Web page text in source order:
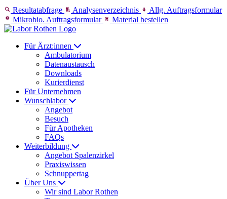
Skip to content
Resultatabfrage Analysenverzeichnis
Allg. Auftragsformular
Mikrobio. Auftragsformular
Material bestellen
Für Ärzt:innen
Ambulatorium
Datenaustausch
Downloads
Kurierdienst
Für Unternehmen
Wunschlabor
Angebot
Besuch
Für Apotheken
FAQs
Weiterbildung
Angebot Spalenzirkel
Praxiswissen
Schnuppertag
Über Uns
Wir sind Labor Rothen